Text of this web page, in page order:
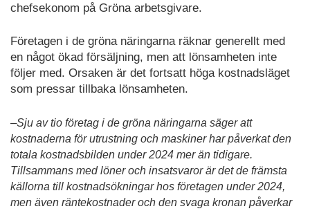
chefsekonom på Gröna arbetsgivare.
Företagen i de gröna näringarna räknar generellt med
en något ökad försäljning, men att lönsamheten inte
följer med. Orsaken är det fortsatt höga kostnadsläget
som pressar tillbaka lönsamheten.
–Sju av tio företag i de gröna näringarna säger att
kostnaderna för utrustning och maskiner har påverkat den
totala kostnadsbilden under 2024 mer än tidigare.
Tillsammans med löner och insatsvaror är det de främsta
källorna till kostnadsökningar hos företagen under 2024,
men även räntekostnader och den svaga kronan påverkar